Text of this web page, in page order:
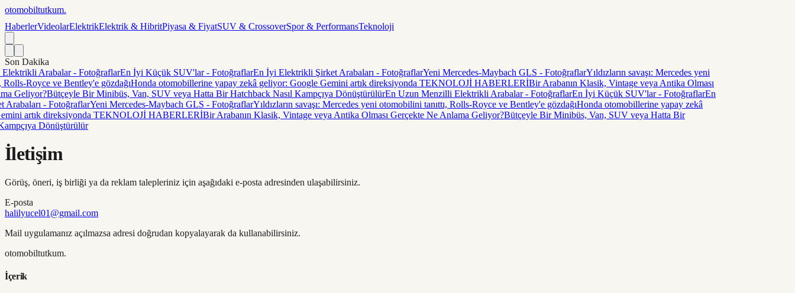
otomobiltutkum.
HaberlerVideolarElektrikElektrik & HibritPiyasa & FiyatSUV & CrossoverSpor & PerformansTeknoloji
Son Dakika
Arabalar - FotoğraflarEn İyi Küçük SUV'lar - FotoğraflarEn İyi Elektrikli Şirket Arabaları - FotoğraflarYeni Mercedes-Maybach GLS - FotoğraflarYıldızların savaşı: Mercedes yeni
Royce ve Bentley'e gözdağıHonda otomobillerine yapay zekâ geliyor: Google Gemini artık direksiyonda TEKNOLOJİ HABERLERİBir Arabanın Klasik, Vintage veya Antika Olması
Geliyor?Bütçeyle Bir Minibüs, Van, SUV veya Hatta Bir Hatchback Nasıl Kampçıya DönüştürülürEn Uzun Menzilli Elektrikli Arabalar - FotoğraflarEn İyi Küçük SUV'lar - FotoğraflarEn
- FotoğraflarYeni Mercedes-Maybach GLS - FotoğraflarYıldızların savaşı: Mercedes yeni otomobilini tanıttı, Rolls-Royce ve Bentley'e gözdağıHonda otomobillerine yapay zekâ
artık direksiyonda TEKNOLOJİ HABERLERİBir Arabanın Klasik, Vintage veya Antika Olması Gerçekte Ne Anlama Geliyor?Bütçeyle Bir Minibüs, Van, SUV veya Hatta Bir
Dönüştürülür
İletişim
Görüş, öneri, iş birliği ya da reklam talepleriniz için aşağıdaki e-posta adresinden ulaşabilirsiniz.
E-posta
halilyucel01@gmail.com
Mail uygulamanız açılmazsa adresi doğrudan kopyalayarak da kullanabilirsiniz.
otomobiltutkum.
İçerik